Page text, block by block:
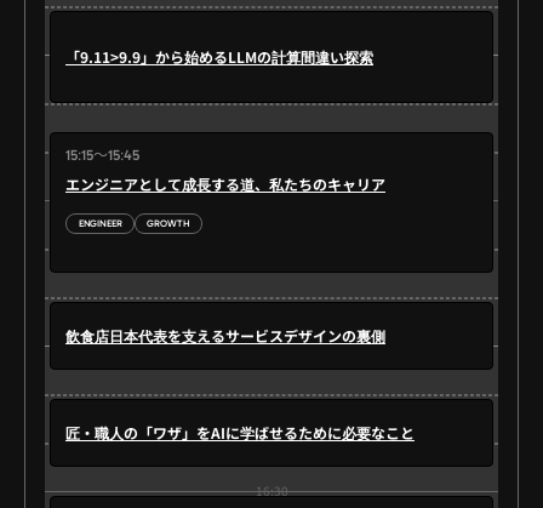
「9.11>9.9」から始めるLLMの計算間違い探索
15:15～15:45
エンジニアとして成長する道、私たちのキャリア
ENGINEER GROWTH
飲食店日本代表を支えるサービスデザインの裏側
匠・職人の「ワザ」をAIに学ばせるために必要なこと
15:00
16:00
16:30